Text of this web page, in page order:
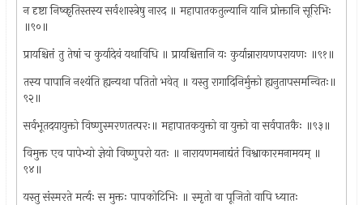
न दृष्टा निष्कृतिस्तस्य सर्वशास्त्रेषु नारद ॥ महापातकतुल्यानि यानि प्रोक्तानि सूरिभिः
॥९०॥
प्रायश्चित्तं तु तेषां च कुर्यादेवं यथाविधि ॥ प्रायश्चित्तानि यः कुर्यान्नारायणपरायणः ॥९१॥
तस्य पापानि नश्यंति ह्यन्यथा पतितो भवेत् ॥ यस्तु रागादिनिर्मुक्तो ह्यनुतापसमन्वितः॥
९२॥
सर्वभूतदयायुक्तो विष्णुस्मरणतत्परः॥ महापातकयुक्तो वा युक्तो वा सर्वपातकैः ॥९३॥
विमुक्त एव पापेभ्यो ज्ञेयो विष्णुपरो यतः ॥ नारायणमनाद्यंतं विश्वाकारमनामयम् ॥
९४॥
यस्तु संस्मरते मर्त्यः स मुक्तः पापकोटिभिः ॥ स्मृतो वा पूजितो वापि ध्यातः